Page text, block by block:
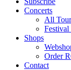
Concerts
All
Shops
Order
Contact